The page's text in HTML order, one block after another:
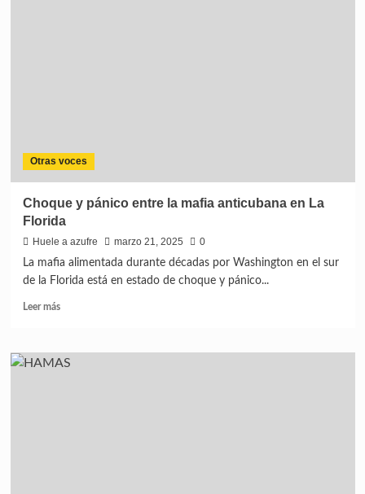
Otras voces
Choque y pánico entre la mafia anticubana en La
Florida
Huele a azufre marzo 21, 2025
0
La mafia alimentada durante décadas por Washington en el sur
de la Florida está en estado de choque y pánico...
Leer más